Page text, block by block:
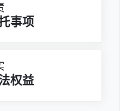
事项
权益